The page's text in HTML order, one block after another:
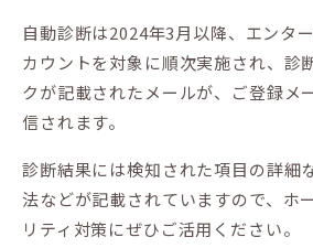
自動診断は2024年3月以降、エンタ
カウントを対象に順次実施され、診
クが記載されたメールが、ご登録メ
信されます。
診断結果には検知された項目の詳細
法などが記載されていますので、ホ
リティ対策にぜひご活用ください。